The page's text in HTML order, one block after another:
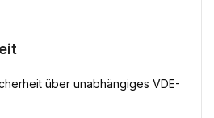
über unabhängiges VDE-